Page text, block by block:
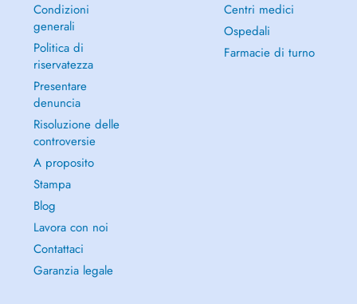
Condizioni
generali
Politica di
riservatezza
Presentare
denuncia
Risoluzione delle
controversie
A proposito
Stampa
Blog
Lavora con noi
Contattaci
Garanzia legale
Centri medici
Ospedali
Farmacie di turno